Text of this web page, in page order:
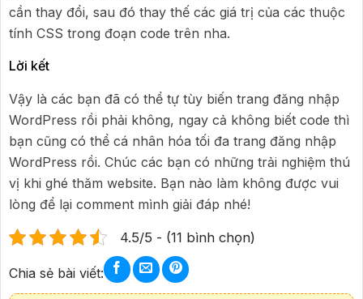
cần thay đổi, sau đó thay thế các giá trị của các thuộc
tính CSS trong đoạn code trên nha.
Lời kết
Vậy là các bạn đã có thể tự tùy biến trang đăng nhập
WordPress rồi phải không, ngay cả không biết code thì
bạn cũng có thể cá nhân hóa tối đa trang đăng nhập
WordPress rồi. Chúc các bạn có những trải nghiệm thú
vị khi ghé thăm website. Bạn nào làm không được vui
lòng để lại comment mình giải đáp nhé!
4.5/5 - (11 bình chọn)
Chia sẻ bài viết: